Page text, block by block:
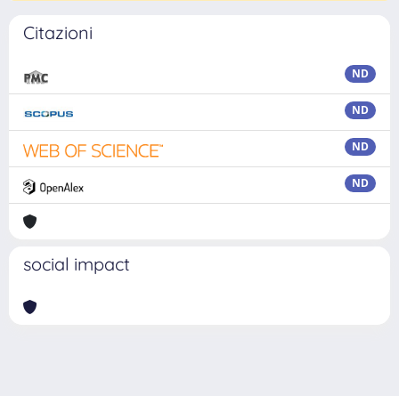
Citazioni
ND
ND
ND
ND
social impact